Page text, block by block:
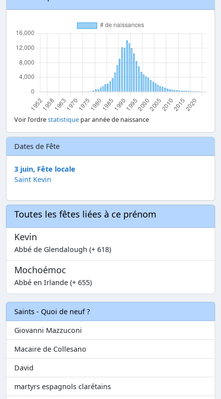
Voir l'ordrestatistique par année de naissance
Dates de Fête
3 juin, Fête locale
Saint Kevin
Toutes les fêtes liées à ce prénom
Kevin
Abbé de Glendalough (+ 618)
Mochoémoc
Abbé en Irlande (+ 655)
Saints - Quoi de neuf ?
Giovanni Mazzuconi
Macaire de Collesano
David
martyrs espagnols clarétains